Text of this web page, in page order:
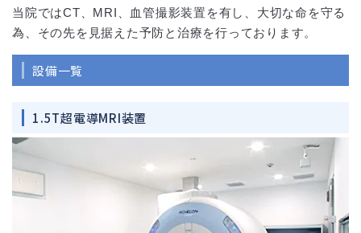
当院ではCT、MRI、血管撮影装置を有し、大切な命を守る
為、その先を見据えた予防と治療を行っております。
設備一覧
1.5T超電導MRI装置